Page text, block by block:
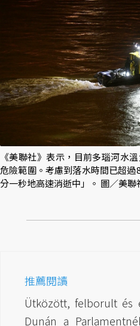
《美聯社》表示，目前多瑙河水
危險範圍。考慮到落水時間已超
分一秒地高速消逝中」。 圖／美聯
推薦閱讀
Ütközött, felborult és
Dunán a